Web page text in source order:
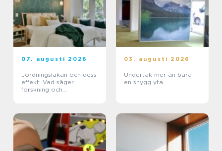
07. augusti 2026
Jordningslakan och dess
effekt: Vad säger
forskning och
03. augusti 2026
Undertak mer än bara
en snygg yta